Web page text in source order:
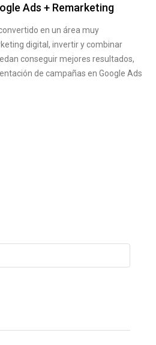
Ads + Remarketing
en un área muy
digital, invertir y combinar
conseguir mejores resultados,
de campañas en Google Ads